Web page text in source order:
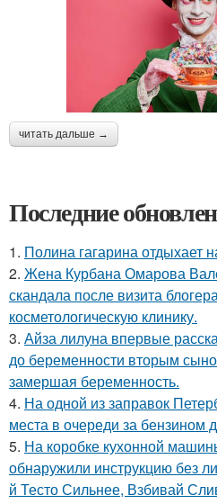
читать дальше →
Последние
1. Полина гагарина отдыхает
2. Жена Курбана Омарова
скандала после визита
косметологическую клинику.
3. Айза лилуна впервые
до беременности вторым
замершая беременность.
4. На одной из заправок
места в очереди за бензином
5. На коробке кухонной
обнаружили инструкцию без
й Тесто Сильнее, Взбивай